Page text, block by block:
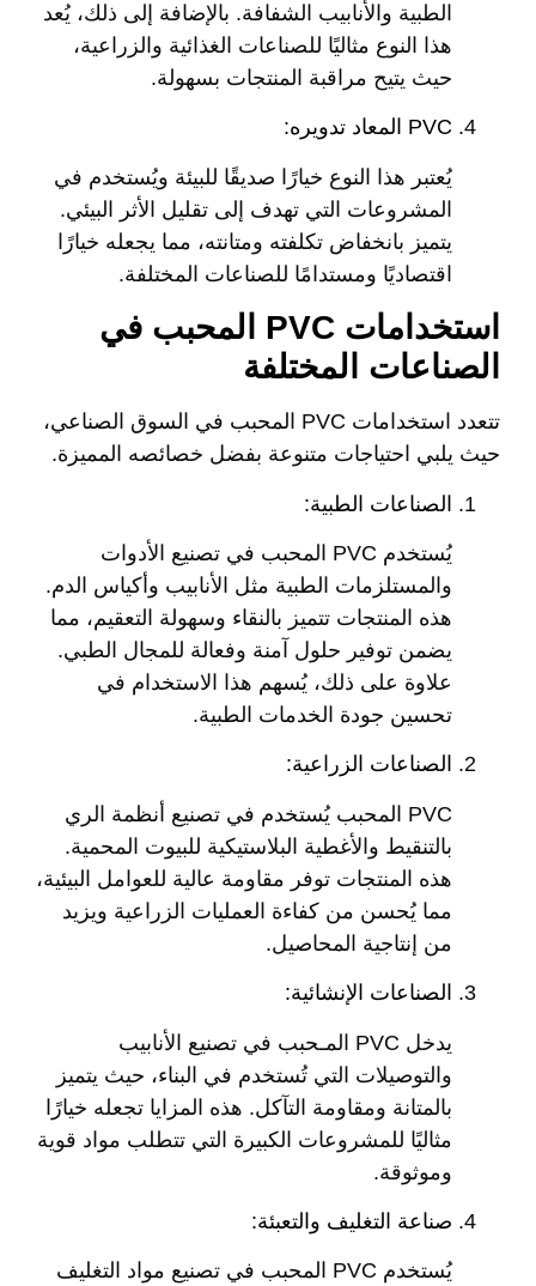
الطبية والأنابيب الشفافة. بالإضافة إلى ذلك، يُعد
هذا النوع مثاليًا للصناعات الغذائية والزراعية،
حيث يتيح مراقبة المنتجات بسهولة.
PVC المعاد تدويره:
يُعتبر هذا النوع خيارًا صديقًا للبيئة ويُستخدم في
المشروعات التي تهدف إلى تقليل الأثر البيئي.
يتميز بانخفاض تكلفته ومتانته، مما يجعله خيارًا
اقتصاديًا ومستدامًا للصناعات المختلفة.
استخدامات PVC المحبب في
الصناعات المختلفة
تتعدد استخدامات PVC المحبب في السوق الصناعي،
حيث يلبي احتياجات متنوعة بفضل خصائصه المميزة.
الصناعات الطبية:
يُستخدم PVC المحبب في تصنيع الأدوات
والمستلزمات الطبية مثل الأنابيب وأكياس الدم.
هذه المنتجات تتميز بالنقاء وسهولة التعقيم، مما
يضمن توفير حلول آمنة وفعالة للمجال الطبي.
علاوة على ذلك، يُسهم هذا الاستخدام في
تحسين جودة الخدمات الطبية.
الصناعات الزراعية:
PVC المحبب يُستخدم في تصنيع أنظمة الري
بالتنقيط والأغطية البلاستيكية للبيوت المحمية.
هذه المنتجات توفر مقاومة عالية للعوامل البيئية،
مما يُحسن من كفاءة العمليات الزراعية ويزيد
من إنتاجية المحاصيل.
الصناعات الإنشائية:
يدخل PVC المـحبب في تصنيع الأنابيب
والتوصيلات التي تُستخدم في البناء، حيث يتميز
بالمتانة ومقاومة التآكل. هذه المزايا تجعله خيارًا
مثاليًا للمشروعات الكبيرة التي تتطلب مواد قوية
وموثوقة.
صناعة التغليف والتعبئة:
يُستخدم PVC المحبب في تصنيع مواد التغليف